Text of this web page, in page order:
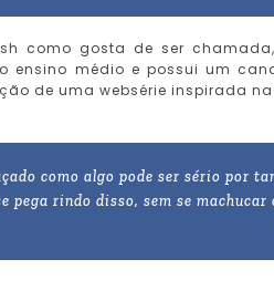
como gosta de ser
ensino médio e possui um
de uma websérie inspirada
como algo pode ser sério por
pega rindo disso, sem se